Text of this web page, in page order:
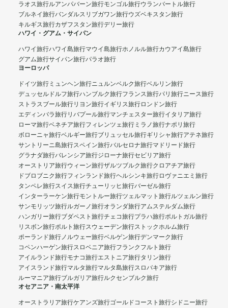
ラオス旅行ルアンパバーン旅行モンゴル旅行ウランバートル旅行
ブルネイ旅行バンダルスリブガワン旅行ウズベキスタン旅行
キルギス旅行カザフスタン旅行デリー旅行
ハワイ・グアム・サイパン
ハワイ旅行ハワイ島旅行マウイ島旅行ホノルル旅行カウアイ島旅行
グアム旅行サイパン旅行パラオ旅行
ヨーロッパ
ドイツ旅行 ミュンヘン旅行ニュルンベルク旅行ベルリン旅行
デュッセルドルフ旅行ハンブルク旅行フランス旅行パリ旅行ニース旅行
ストラスブール旅行リヨン旅行イギリス旅行ロンドン旅行
エディンバラ旅行リバプール旅行マンチェスター旅行イタリア旅行
ローマ旅行ベネチア旅行フィレンツェ旅行 ミラノ旅行ナポリ旅行
ボローニャ旅行ベルギー旅行ブリュッセル旅行ギリシャ旅行アテネ旅行
サントリーニ島旅行スペイン旅行バルセロナ旅行マドリード旅行
グラナダ旅行バレンシア旅行ジローナ旅行セビリア旅行
オーストリア旅行ウィーン旅行ザルツブルク旅行クロアチア旅行
ドブロブニク旅行フィンランド旅行ヘルシンキ旅行ロヴァニエミ旅行
タンペレ旅行スイス旅行チューリッヒ旅行バーゼル旅行
インターラーケン旅行モントルー旅行ツェルマット旅行ルツェルン旅行
サンモリッツ旅行ルガーノ旅行オランダ旅行アムステルダム旅行
ハンガリー旅行ブダペスト旅行チェコ旅行プラハ旅行ポルトガル旅行
リスボン旅行ポルト旅行スウェーデン旅行ストックホルム旅行
ポーランド旅行ノルウェー旅行ベルゲン旅行デンマーク旅行
コペンハーゲン旅行スロベニア旅行フランクフルト旅行
アイルランド旅行モナコ旅行エストニア旅行タリン旅行
アイスランド旅行マルタ旅行マルタ島旅行スロバキア旅行
ルーマニア旅行ブルガリア旅行ルクセンブルク旅行
オセアニア・南太平洋
オーストラリア旅行ケアンズ旅行ゴールドコースト旅行シドニー旅行